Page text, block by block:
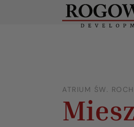
ATRIUM ŚW.